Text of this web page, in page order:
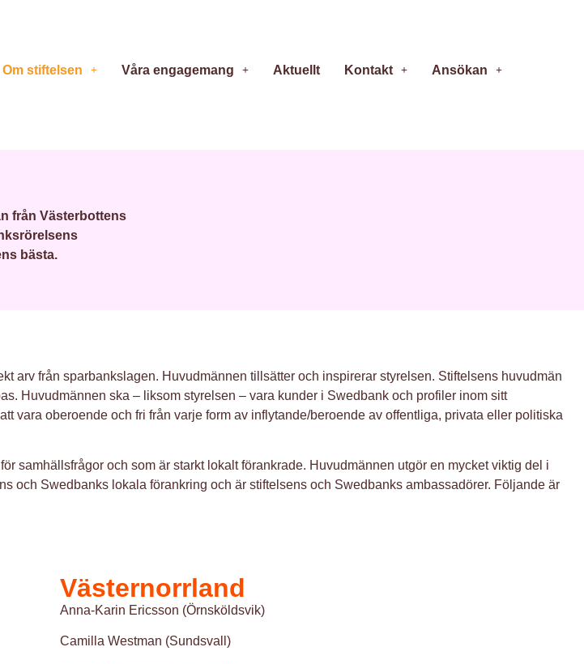
Om stiftelsen Våra engagemang Aktuellt Kontakt Ansökan
från Västerbottens
bästa.
arv från sparbankslagen. Huvudmännen tillsätter och inspirerar styrelsen. Stiftelsens huvudmän
Huvudmännen ska – liksom styrelsen – vara kunder i Swedbank och profiler inom sitt
vara oberoende och fri från varje form av inflytande/beroende av offentliga, privata eller politiska
samhällsfrågor och som är starkt lokalt förankrade. Huvudmännen utgör en mycket viktig del i
och Swedbanks lokala förankring och är stiftelsens och Swedbanks ambassadörer. Följande är
Västernorrland
Anna-Karin Ericsson (Örnsköldsvik)
Camilla Westman (Sundsvall)